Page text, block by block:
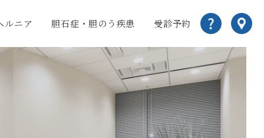
ルニア 胆石症・胆のう疾患 受診予約